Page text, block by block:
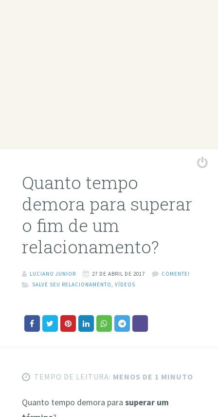
Quanto tempo
demora para superar
o fim de um
relacionamento?
LUCIANO JUNIOR 27 DE ABRIL DE 2017
COMENTE!
SALVE SEU RELACIONAMENTO
VÍDEOS
TEMPO DE LEITURA: MENOS DE 1 MINUTO
Quanto tempo demora para superar um